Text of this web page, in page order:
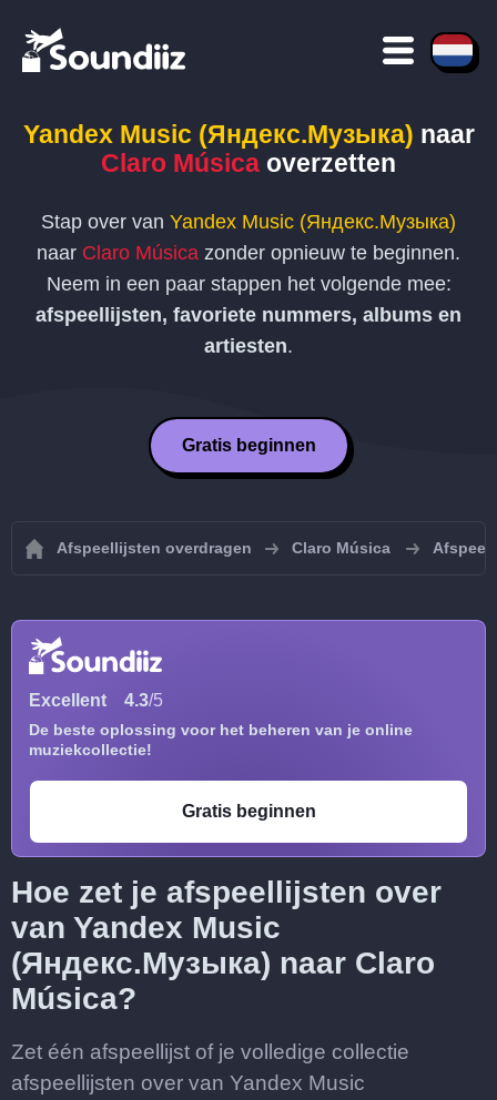
Yandex Music (Яндекс.Музыка) naar
Claro Música overzetten
Stap over van Yandex Music (Яндекс.Музыка)
naar Claro Música zonder opnieuw te beginnen.
Neem in een paar stappen het volgende mee:
afspeellijsten, favoriete nummers, albums en
artiesten.
Gratis beginnen
Afspeellijsten overdragen Claro Música
Excellent 4.3/5
De beste oplossing voor het beheren van je online
muziekcollectie!
Gratis beginnen
Hoe zet je afspeellijsten over
van Yandex Music
(Яндекс.Музыка) naar Claro
Música?
Zet één afspeellijst of je volledige collectie
afspeellijsten over van Yandex Music